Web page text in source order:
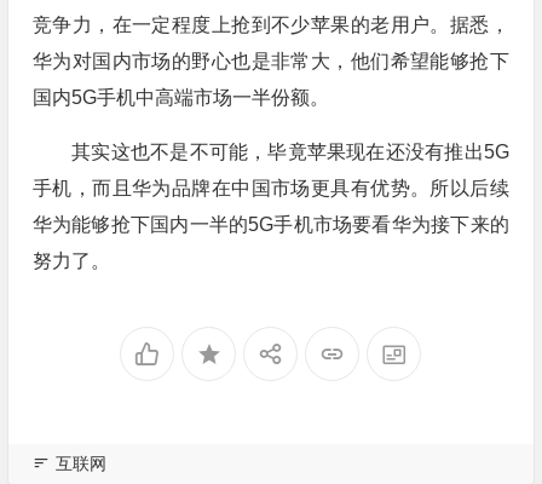
竞争力，在一定程度上抢到不少苹果的老用户。据悉，
华为对国内市场的野心也是非常大，他们希望能够抢下
国内5G手机中高端市场一半份额。
其实这也不是不可能，毕竟苹果现在还没有推出5G
手机，而且华为品牌在中国市场更具有优势。所以后续
华为能够抢下国内一半的5G手机市场要看华为接下来的
努力了。
互联网